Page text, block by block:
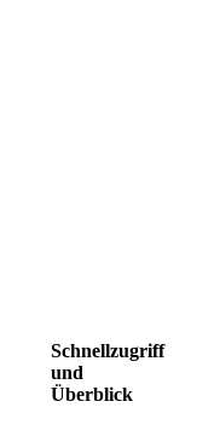
Schnellzugriff
und
Überblick